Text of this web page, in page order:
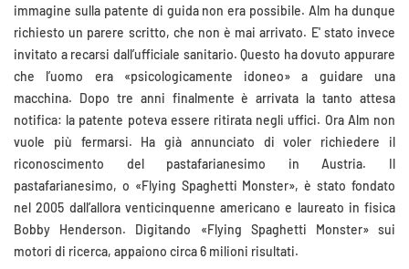
immagine sulla patente di guida non era possibile. Alm ha dunque
richiesto un parere scritto, che non è mai arrivato. E' stato invece
invitato a recarsi dall’ufficiale sanitario. Questo ha dovuto appurare
che l’uomo era «psicologicamente idoneo» a guidare una
macchina. Dopo tre anni finalmente è arrivata la tanto attesa
notifica: la patente poteva essere ritirata negli uffici. Ora Alm non
vuole più fermarsi. Ha già annunciato di voler richiedere il
riconoscimento del pastafarianesimo in Austria. Il
pastafarianesimo, o «Flying Spaghetti Monster», è stato fondato
nel 2005 dall’allora venticinquenne americano e laureato in fisica
Bobby Henderson. Digitando «Flying Spaghetti Monster» sui
motori di ricerca, appaiono circa 6 milioni risultati.